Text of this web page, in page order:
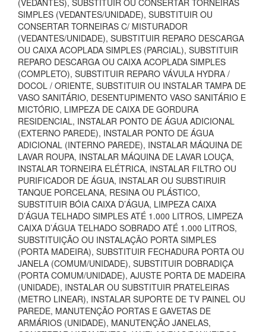
(VEDANTES), SUBSTITUIR OU CONSERTAR TORNEIRAS
SIMPLES (VEDANTES/UNIDADE), SUBSTITUIR OU
CONSERTAR TORNEIRAS C/ MISTURADOR
(VEDANTES/UNIDADE), SUBSTITUIR REPARO DESCARGA
OU CAIXA ACOPLADA SIMPLES (PARCIAL), SUBSTITUIR
REPARO DESCARGA OU CAIXA ACOPLADA SIMPLES
(COMPLETO), SUBSTITUIR REPARO VÁVULA HYDRA /
DOCOL / ORIENTE, SUBSTITUIR OU INSTALAR TAMPA DE
VASO SANITÁRIO, DESENTUPIMENTO VASO SANITÁRIO E
MICTÓRIO, LIMPEZA DE CAIXA DE GORDURA
RESIDENCIAL, INSTALAR PONTO DE ÁGUA ADICIONAL
(EXTERNO PAREDE), INSTALAR PONTO DE ÁGUA
ADICIONAL (INTERNO PAREDE), INSTALAR MÁQUINA DE
LAVAR ROUPA, INSTALAR MÁQUINA DE LAVAR LOUÇA,
INSTALAR TORNEIRA ELÉTRICA, INSTALAR FILTRO OU
PURIFICADOR DE ÁGUA, INSTALAR OU SUBSTIRUIR
TANQUE PORCELANA, RESINA OU PLÁSTICO,
SUBSTITUIR BÓIA CAIXA D’ÁGUA, LIMPEZA CAIXA
D’ÁGUA TELHADO SIMPLES ATÉ 1.000 LITROS, LIMPEZA
CAIXA D’ÁGUA TELHADO SOBRADO ATÉ 1.000 LITROS,
SUBSTITUIÇÃO OU INSTALAÇÃO PORTA SIMPLES
(PORTA MADEIRA), SUBSTITUIR FECHADURA PORTA OU
JANELA (COMUM/UNIDADE), SUBSTITUIR DOBRADIÇA
(PORTA COMUM/UNIDADE), AJUSTE PORTA DE MADEIRA
(UNIDADE), INSTALAR OU SUBSTITUIR PRATELEIRAS
(METRO LINEAR), INSTALAR SUPORTE DE TV PAINEL OU
PAREDE, MANUTENÇÃO PORTAS E GAVETAS DE
ARMÁRIOS (UNIDADE), MANUTENÇÃO JANELAS,